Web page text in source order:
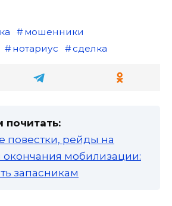
мошенники
нотариус сделка
почитать:
повестки, рейды на
окончания мобилизации:
запасникам